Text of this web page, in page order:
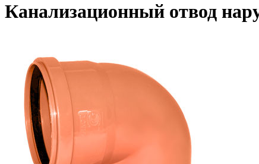
Канализационный отвод